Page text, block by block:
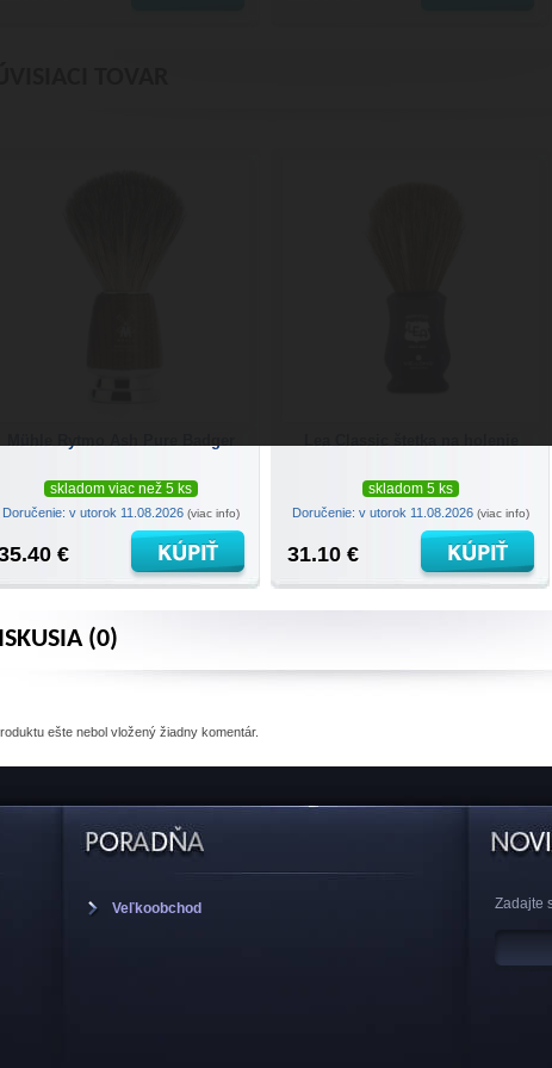
skladom viac než 5 ks
Doručenie: v utorok 11.08.2026 (viac info)
€
skladom 5 ks
Doručenie: v utorok 11.08.2026 (viac info)
31.10 €
(0)
ešte nebol vložený žiadny komentár.
Veľkoobchod Zadajte